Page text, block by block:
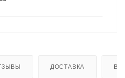
ДОСТАВКА